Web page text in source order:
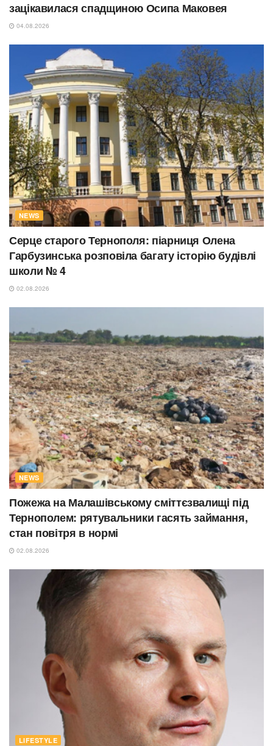
зацікавилася спадщиною Осипа Маковея
04.08.2026
NEWS
Серце старого Тернополя: піарниця Олена
Гарбузинська розповіла багату історію будівлі
школи № 4
02.08.2026
NEWS
Пожежа на Малашівському сміттєзвалищі під
Тернополем: рятувальники гасять займання,
стан повітря в нормі
02.08.2026
LIFESTYLE